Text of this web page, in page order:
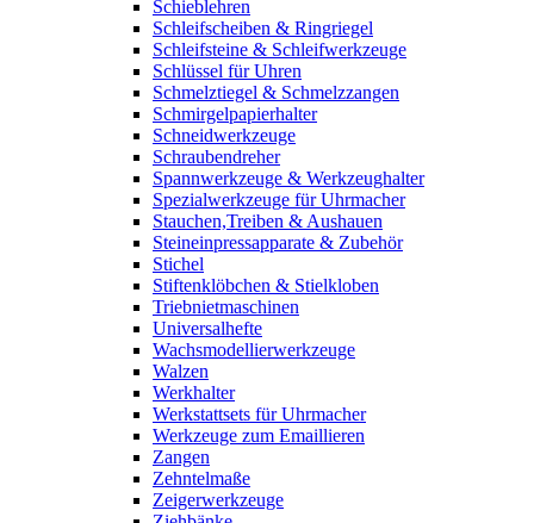
Schieblehren
Schleifscheiben & Ringriegel
Schleifsteine & Schleifwerkzeuge
Schlüssel für Uhren
Schmelztiegel & Schmelzzangen
Schmirgelpapierhalter
Schneidwerkzeuge
Schraubendreher
Spannwerkzeuge & Werkzeughalter
Spezialwerkzeuge für Uhrmacher
Stauchen,Treiben & Aushauen
Steineinpressapparate & Zubehör
Stichel
Stiftenklöbchen & Stielkloben
Triebnietmaschinen
Universalhefte
Wachsmodellierwerkzeuge
Walzen
Werkhalter
Werkstattsets für Uhrmacher
Werkzeuge zum Emaillieren
Zangen
Zehntelmaße
Zeigerwerkzeuge